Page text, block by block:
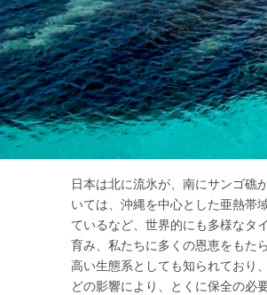
日本は北に流氷が、南にサンゴ礁
いては、沖縄を中心とした亜熱帯
ているなど、世界的にも多様なタ
育み、私たちに多くの恩恵をもた
高い生態系としても知られており
どの影響により、とくに保全の必